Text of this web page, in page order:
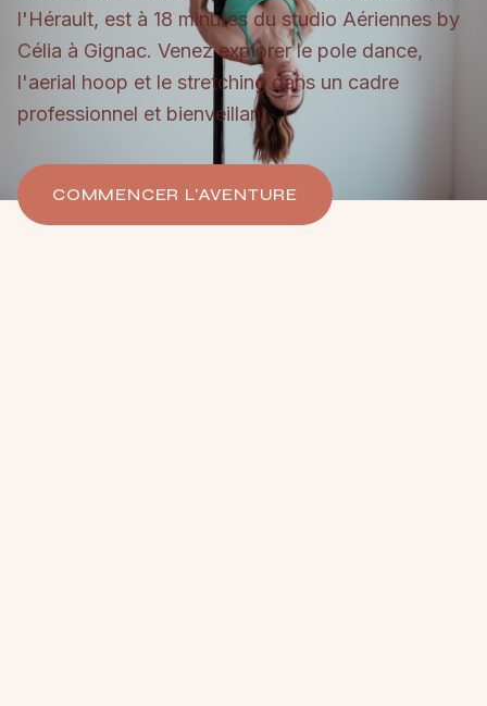
l'Hérault, est à 18 minutes du studio Aériennes by
Célia à Gignac. Venez explorer le pole dance,
l'aerial hoop et le stretching dans un cadre
professionnel et bienveillant.
COMMENCER L'AVENTURE